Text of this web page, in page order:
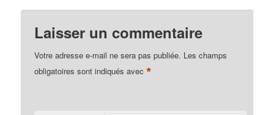
Laisser un commentaire
Votre adresse e-mail ne sera pas publiée. Les champs
obligatoires sont indiqués avec*